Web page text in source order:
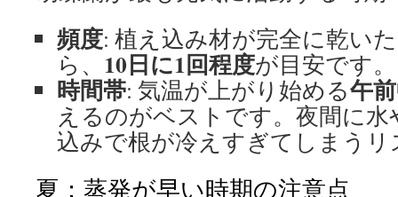
頻度: 植え込み材が完全に乾い
ら、 10日に1回程度が目安です。
時間帯: 気温が上がり始める午
えるのがベストです。夜間に
込みで根が冷えすぎてしまう
夏：蒸発が早い時期の注意点